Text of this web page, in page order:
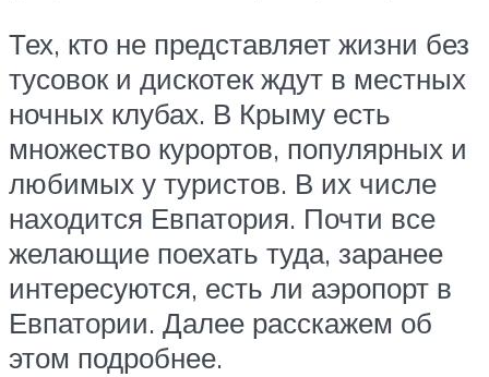
Тех, кто не представляет жизни без
тусовок и дискотек ждут в местных
ночных клубах. В Крыму есть
множество курортов, популярных и
любимых у туристов. В их числе
находится Евпатория. Почти все
желающие поехать туда, заранее
интересуются, есть ли аэропорт в
Евпатории. Далее расскажем об
этом подробнее.